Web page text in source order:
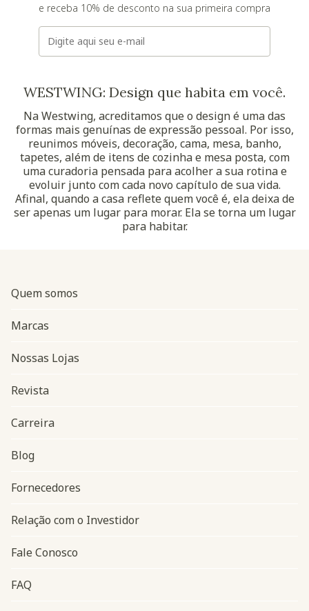
e receba 10% de desconto na sua primeira compra
E-mail
WESTWING: Design que habita em você.
Na Westwing, acreditamos que o design é uma das
formas mais genuínas de expressão pessoal. Por isso,
reunimos móveis, decoração, cama, mesa, banho,
tapetes, além de itens de cozinha e mesa posta, com
uma curadoria pensada para acolher a sua rotina e
evoluir junto com cada novo capítulo de sua vida.
Afinal, quando a casa reflete quem você é, ela deixa de
ser apenas um lugar para morar. Ela se torna um lugar
para habitar.
Navegação do rodapé
Quem somos
Marcas
Nossas Lojas
Revista
Carreira
Blog
Fornecedores
Relação com o Investidor
Fale Conosco
FAQ